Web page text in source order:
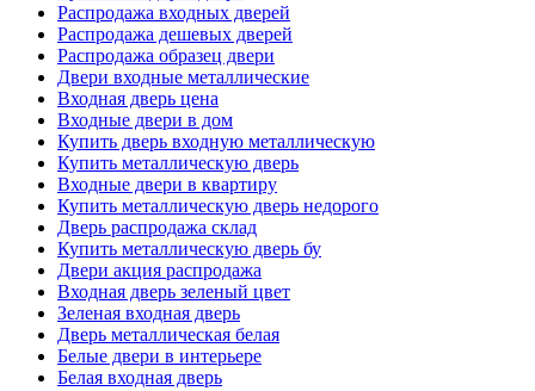
Распродажа входных дверей
Распродажа дешевых дверей
Распродажа образец двери
Двери входные металлические
Входная дверь цена
Входные двери в дом
Купить дверь входную металлическую
Купить металлическую дверь
Входные двери в квартиру
Купить металлическую дверь недорого
Дверь распродажа склад
Купить металлическую дверь бу
Двери акция распродажа
Входная дверь зеленый цвет
Зеленая входная дверь
Дверь металлическая белая
Белые двери в интерьере
Белая входная дверь